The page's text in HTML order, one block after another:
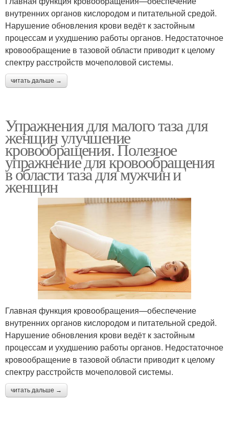
внутренних органов кислородом и питательной средой.
Нарушение обновления крови ведёт к застойным
процессам и ухудшению работы органов. Недостаточное
кровообращение в тазовой области приводит к целому
спектру расстройств мочеполовой системы.
читать дальше →
Упражнения для малого таза для
женщин улучшение
кровообращения. Полезное
упражнение для кровообращения
в области таза для мужчин и
женщин
Главная функция кровообращения—обеспечение
внутренних органов кислородом и питательной средой.
Нарушение обновления крови ведёт к застойным
процессам и ухудшению работы органов. Недостаточное
кровообращение в тазовой области приводит к целому
спектру расстройств мочеполовой системы.
читать дальше →